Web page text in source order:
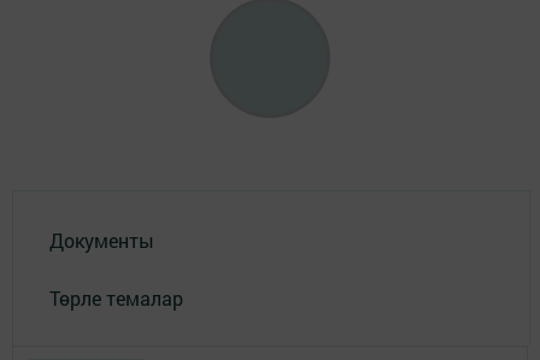
Документы
Төрле темалар